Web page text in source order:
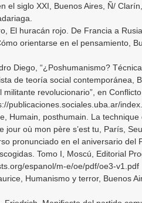
el siglo XXI, Buenos Aires, Ñ/
El huracán rojo. De Francia a
orientarse en el pensamiento,
Diego, “¿Poshumanismo?
de teoría social contemporánea,
militante revolucionario”, en
publicaciones.sociales.uba.ar/
Humain, posthumain. La technique
jour où mon père s’est tu, París,
pronunciado en el aniversario del
Tomo I, Moscú, Editorial
espanol/m-e/oe/pdf/oe3-v1.pdf
Humanismo y terror, Buenos